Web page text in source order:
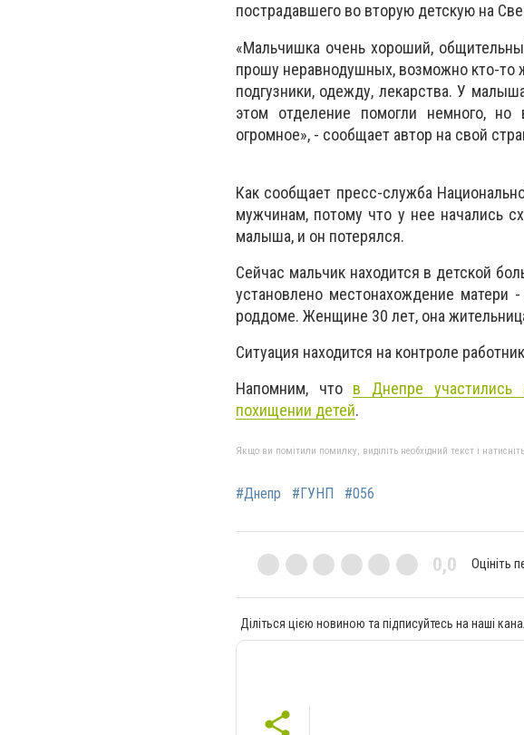
пострадавшего во вторую детскую на
«Мальчишка очень хороший,
прошу неравнодушных, возможно кто-то
подгузники, одежду, лекарства. У
этом отделение помогли немного,
огромное», - сообщает автор на свой
Как сообщает пресс-служба
мужчинам, потому что у нее начались
малыша, и он потерялся.
Сейчас мальчик находится в детской
установлено местонахождение матери
роддоме. Женщине 30 лет, она
Ситуация находится на контроле
Напомним, что в Днепре
похищении детей.
Якщо ви помітили помилку, виділіть необхідний текст і
#Днепр #ГУНП #056
0,0 Оцініть
Діліться цією новиною та підписуйтесь на наші